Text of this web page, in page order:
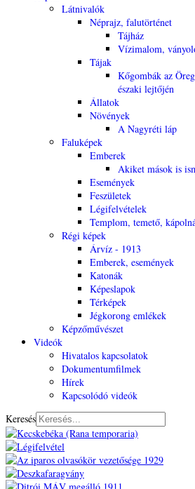
Látnivalók
Néprajz, falutörténet
Tájház
Vízimalom,
Tájak
Kőgombák az
északi lejtőjén
Állatok
Növények
A Nagyréti láp
Faluképek
Emberek
Akiket mások is
Események
Feszületek
Légifelvételek
Templom, temető,
Régi képek
Árvíz - 1913
Emberek, események
Katonák
Képeslapok
Térképek
Jégkorong emlékek
Képzőművészet
Videók
Hivatalos kapcsolatok
Dokumentumfilmek
Hírek
Kapcsolódó videók
Keresés